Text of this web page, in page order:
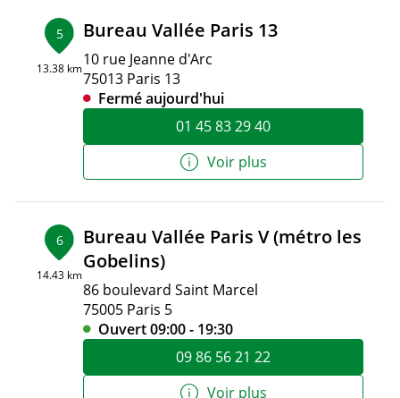
5
13.38 km
Bureau Vallée Paris 13
10 rue Jeanne d'Arc
75013 Paris 13
Fermé aujourd'hui
01 45 83 29 40
Voir plus
6
14.43 km
Bureau Vallée Paris V (métro les
Gobelins)
86 boulevard Saint Marcel
75005 Paris 5
Ouvert 09:00 - 19:30
09 86 56 21 22
Voir plus